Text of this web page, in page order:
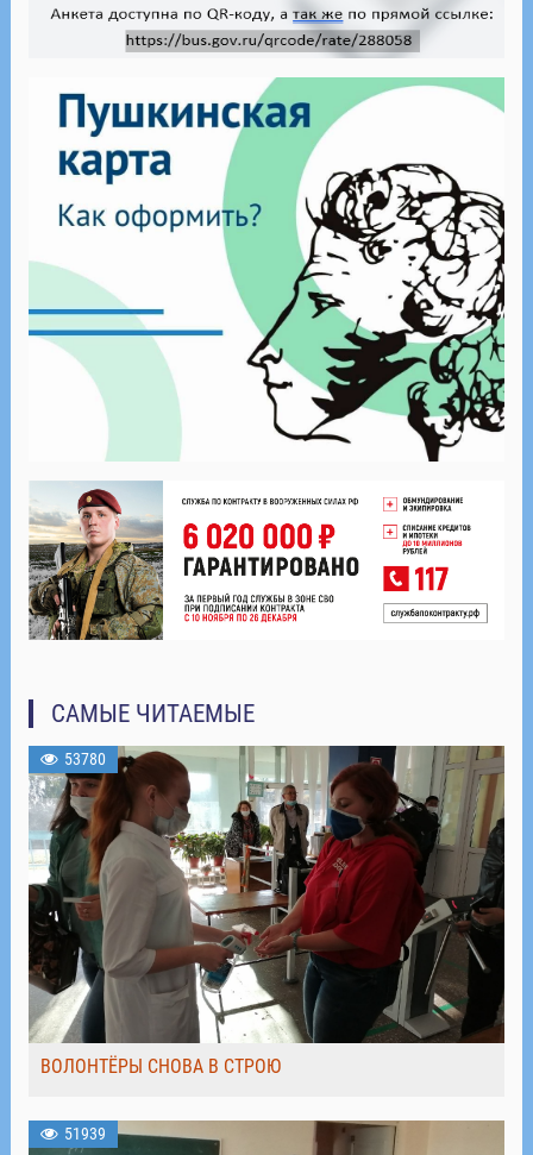
САМЫЕ ЧИТАЕМЫЕ
53780
ВОЛОНТЁРЫ СНОВА В СТРОЮ
51939